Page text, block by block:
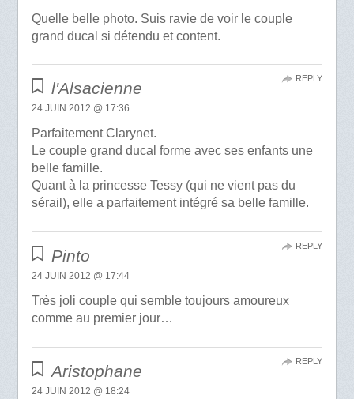
Quelle belle photo. Suis ravie de voir le couple
grand ducal si détendu et content.
l'Alsacienne
24 JUIN 2012 @ 17:36
Parfaitement Clarynet.
Le couple grand ducal forme avec ses enfants une
belle famille.
Quant à la princesse Tessy (qui ne vient pas du
sérail), elle a parfaitement intégré sa belle famille.
REPLY
Pinto
24 JUIN 2012 @ 17:44
Très joli couple qui semble toujours amoureux
comme au premier jour…
REPLY
Aristophane
24 JUIN 2012 @ 18:24
REPLY